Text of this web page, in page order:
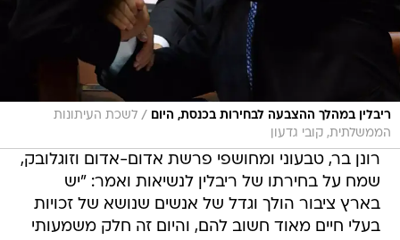
ריבלין במהלך ההצבעה לבחירות בכנסת, היום / לשכת העיתונות
הממשלתית, קובי גדעון
רונן בר, טבעוני ומחושפי פרשת אדום-אדום וזוגלובק,
שמח על בחירתו של ריבלין לנשיאות ואמר: "יש
בארץ ציבור הולך וגדל של אנשים שנושא של זכויות
בעלי חיים מאוד חשוב להם, והיום זה חלק משמעותי